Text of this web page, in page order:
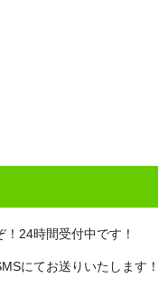
24時間受付中です！
にてお送りいたします！